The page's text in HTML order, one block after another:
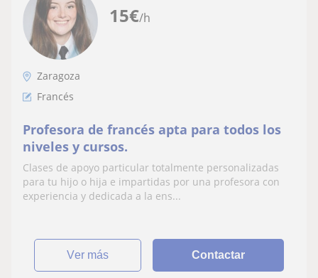
15€/h
Zaragoza
Francés
Profesora de francés apta para todos los
niveles y cursos.
Clases de apoyo particular totalmente personalizadas
para tu hijo o hija e impartidas por una profesora con
experiencia y dedicada a la ens...
ver más Contactar